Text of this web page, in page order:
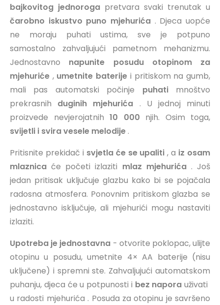
bajkovitog jednoroga pretvara svaki trenutak u
čarobno iskustvo puno mjehurića . Djeca uopće
ne moraju puhati ustima, sve je potpuno
samostalno zahvaljujući pametnom mehanizmu.
Jednostavno napunite posudu otopinom za
mjehuriće , umetnite baterije i pritiskom na gumb,
mali pas automatski počinje puhatimnoštvo
prekrasnih duginih mjehurića . U jednoj minuti
proizvede nevjerojatnih 10 000 njih. Osim toga,
svijetli i svira vesele melodije .
Pritisnite prekidač i svjetla će se upaliti , a iz osam
mlaznica će početi izlaziti mlaz mjehurića. Još
jedan pritisak uključuje glazbu kako bi se pojačala
radosna atmosfera. Ponovnim pritiskom glazba se
jednostavno isključuje, ali mjehurići mogu nastaviti
izlaziti.
Upotreba je jednostavna - otvorite poklopac, ulijte
otopinu u posudu, umetnite 4× AA baterije (nisu
uključene) i spremni ste. Zahvaljujući automatskom
puhanju, djeca će u potpunosti i bez napora uživati ​​
u radosti mjehurića . Posuda za otopinu je savršeno